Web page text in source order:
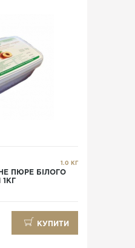
1.0 КГ
ПЮРЕ БІЛОГО
КУПИТИ